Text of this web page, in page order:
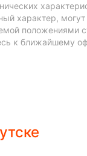
характер, могут
положениями
к ближайшему